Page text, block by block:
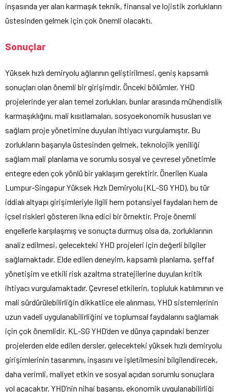
inşasında yer alan karmaşık teknik, finansal ve lojistik zorlukların
üstesinden gelmek için çok önemli olacaktı.
Sonuçlar
Yüksek hızlı demiryolu ağlarının geliştirilmesi, geniş kapsamlı
sonuçları olan önemli bir girişimdir. Önceki bölümler, YHD
projelerinde yer alan temel zorlukları, bunlar arasında mühendislik
karmaşıklığını, mali kısıtlamaları, sosyoekonomik hususları ve
sağlam proje yönetimine duyulan ihtiyacı vurgulamıştır. Bu
zorlukların başarıyla üstesinden gelmek, teknolojik yeniliği
sağlam mali planlama ve sorumlu sosyal ve çevresel yönetimle
entegre eden çok yönlü bir yaklaşım gerektirir. Önerilen Kuala
Lumpur-Singapur Yüksek Hızlı Demiryolu (KL-SG YHD), bu tür
iddialı altyapı girişimleriyle ilgili hem potansiyel faydaları hem de
içsel riskleri gösteren ikna edici bir örnektir. Proje önemli
engellerle karşılaşmış ve sonuçta durmuş olsa da, zorluklarının
analiz edilmesi, gelecekteki YHD projeleri için değerli bilgiler
sağlamaktadır. Elde edilen deneyim, kapsamlı planlama, şeffaf
yönetişim ve etkili risk azaltma stratejilerine duyulan kritik
ihtiyacı vurgulamaktadır. Çevresel etkilerin, topluluk katılımının ve
mali sürdürülebilirliğin dikkatlice ele alınması, YHD sistemlerinin
uzun vadeli uygulanabilirliğini ve toplumsal faydalarını sağlamak
için çok önemlidir. KL-SG YHD’den ve dünya çapındaki benzer
projelerden elde edilen dersler, gelecekteki yüksek hızlı demiryolu
girişimlerinin tasarımını, inşasını ve işletilmesini bilgilendirecek,
daha verimli, maliyet etkin ve sosyal açıdan sorumlu sonuçlara
yol açacaktır. YHD’nin nihai başarısı, ekonomik uygulanabilirliği